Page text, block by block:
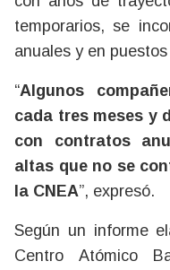
temporarios, se
anuales y en
“Algunos
cada tres meses y
con contratos
altas que no se
la CNEA”, expresó.
Según un informe
Centro Atómico